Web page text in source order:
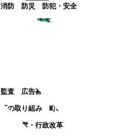
消防 防災 防犯・安全
監査 広告募集
町の取り組み
町の概要
町政運営・行政改革